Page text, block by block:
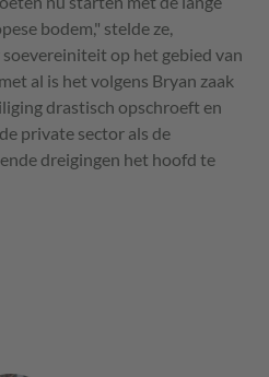
bodem," stelde ze,
op het gebied van
al is het volgens Bryan zaak
drastisch opschroeft en
private sector als de
dreigingen het hoofd te